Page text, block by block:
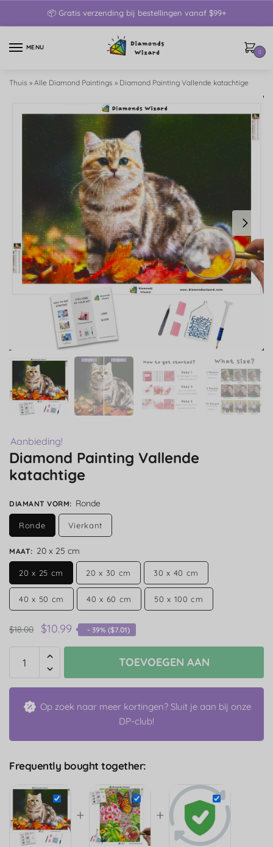
📦 Gratis verzending bij bestellingen vanaf $99+
MENU
0
Thuis » Alle Diamond Paintings » Diamond Painting Vallende katachtige
Aanbieding!
Diamond Painting Vallende
katachtige
DIAMANT VORM: Ronde
Ronde Vierkant
MAAT: 20 x 25 cm
20 x 25 cm 20 x 30 cm 30 x 40 cm
40 x 50 cm 40 x 60 cm 50 x 100 cm
$18.00 $10.99 - 39% ($7.01)
TOEVOEGEN AAN
Op zoek naar meer kortingen? Sluit je aan bij onze
DP-club!
Frequently bought together:
+ +